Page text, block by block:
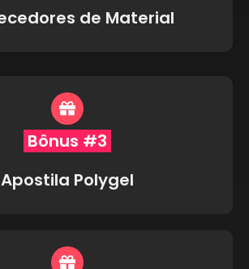
de Material
Bônus #3
Apostila Polygel